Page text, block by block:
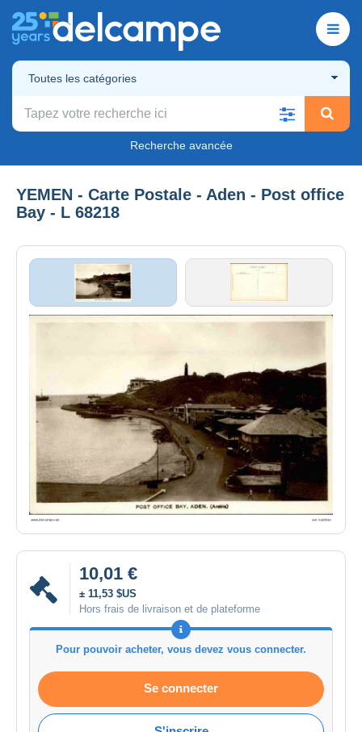
Toutes les catégories
Recherche avancée
YEMEN - Carte Postale - Aden - Post office
Bay - L 68218
10,01 €
± 11,53 $US
Hors frais de livraison et de plateforme
Pour pouvoir acheter, vous devez vous connecter.
Se connecter